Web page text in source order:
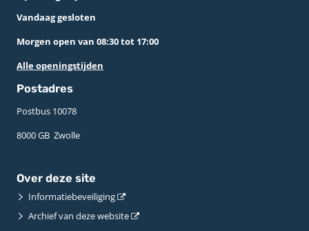
Vandaag gesloten
Morgen open van 08:30 tot 17:00
Alle openingstijden
Postadres
Postbus 10078 ­
8000 GB ­ Zwolle
Over deze site
Informatiebeveiliging
Archief van deze website